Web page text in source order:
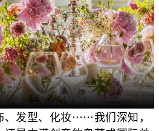
、发型、化妆……我们深知，